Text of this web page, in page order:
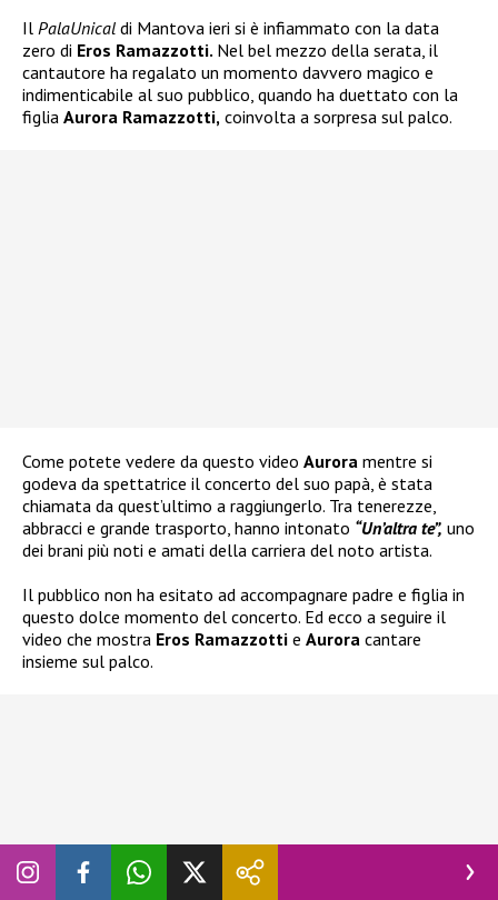
Il PalaUnical di Mantova ieri si è infiammato con la data
zero di Eros Ramazzotti. Nel bel mezzo della serata, il
cantautore ha regalato un momento davvero magico e
indimenticabile al suo pubblico, quando ha duettato con la
figlia Aurora Ramazzotti, coinvolta a sorpresa sul palco.
Come potete vedere da questo video Aurora mentre si
godeva da spettatrice il concerto del suo papà, è stata
chiamata da quest’ultimo a raggiungerlo. Tra tenerezze,
abbracci e grande trasporto, hanno intonato “Un’altra te”, uno
dei brani più noti e amati della carriera del noto artista.
Il pubblico non ha esitato ad accompagnare padre e figlia in
questo dolce momento del concerto. Ed ecco a seguire il
video che mostra Eros Ramazzotti e Aurora cantare
insieme sul palco.